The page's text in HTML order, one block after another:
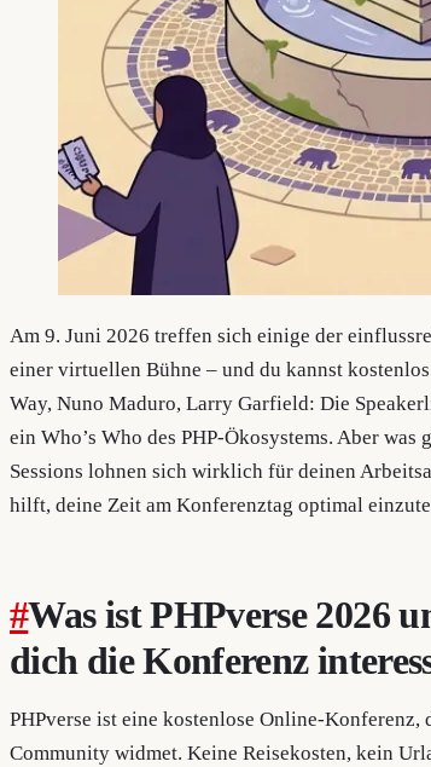
Am 9. Juni 2026 treffen sich einige der
einer virtuellen Bühne – und du kannst
Way, Nuno Maduro, Larry Garfield: Die
ein Who’s Who des PHP-Ökosystems. Aber
Sessions lohnen sich wirklich für deinen
hilft, deine Zeit am Konferenztag optimal
#Was ist PHPverse 2026
dich die Konferenz
PHPverse ist eine kostenlose Online-Konferenz,
Community widmet. Keine Reisekosten, kein